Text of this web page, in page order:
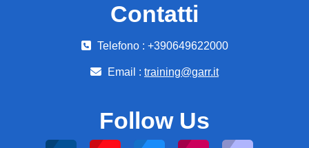
Contatti
Telefono : +390649622000
Email : training@garr.it
Follow Us